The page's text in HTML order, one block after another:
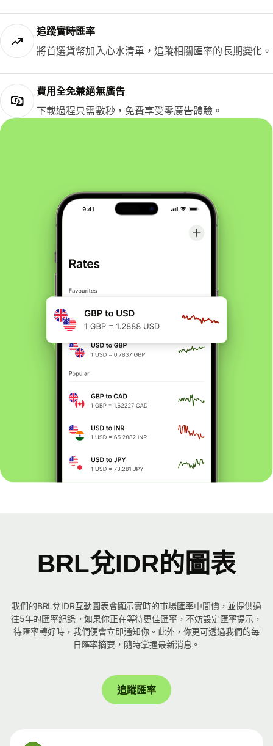
追蹤實時匯率
將首選貨幣加入心水清單，追蹤相關匯率的長期變化。
費用全免兼絕無廣告
下載過程只需數秒，免費享受零廣告體驗。
BRL兌IDR的圖表
我們的BRL兌IDR互動圖表會顯示實時的市場匯率中間價，並提供過
往5年的匯率紀錄。如果你正在等待更佳匯率，不妨設定匯率提示，
待匯率轉好時，我們便會立即通知你。此外，你更可透過我們的每
日匯率摘要，隨時掌握最新消息。
追蹤匯率